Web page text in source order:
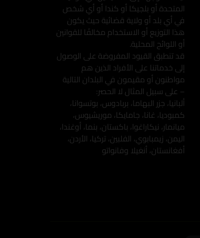
المتحدة أو بلجيكا أو كندا أو أي شخص
في أي بلد أو ولاية قضائية حيث يكون
هذا التوزيع أو الاستخدام مخالفًا للقوانين
أو اللوائح المحلية.
قد تنطبق القيود المفروضة على الوصول
إلى خدماتنا على الأفراد الذين هم
مواطنون أو مقيمون في البلدان التالية
– على سبيل المثال لا الحصر:
ألبانيا، جزر البهاما، بربادوس، بوتسوانا،
كمبوديا، غانا، جامايكا، موريشيوس،
ميانمار، نيكاراغوا، باكستان، بنما، أوغندا،
اليمن، زيمبابوي، الفلبين، تركيا، الأردن،
أفغانستان، أنغيلا وفانواتو